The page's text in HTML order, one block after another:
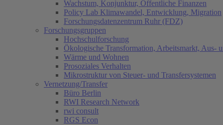
Wachstum, Konjunktur, Öffentliche Finanzen
Policy Lab Klimawandel, Entwicklung, Migration
Forschungsdatenzentrum Ruhr (FDZ)
Forschungsgruppen
Hochschulforschung
Ökologische Transformation, Arbeitsmarkt, Aus-
Wärme und Wohnen
Prosoziales Verhalten
Mikrostruktur von Steuer- und Transfersystemen
Vernetzung/Transfer
Büro Berlin
RWI Research Network
rwi consult
RGS Econ